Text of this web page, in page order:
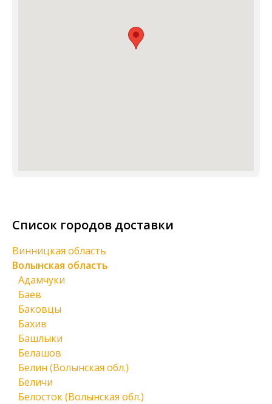
Список городов доставки
Винницкая область
Волынская область
Адамчуки
Баев
Баковцы
Бахив
Башлыки
Белашов
Белин (Волынская обл.)
Беличи
Белосток (Волынская обл.)